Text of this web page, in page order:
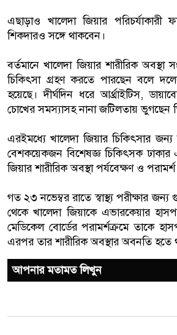
এছাড়াও খালেদা জিয়ার
শিকদারও সঙ্গে থাকবেন।
বর্তমানে খালেদা জিয়ার শারীরিক
চিকিৎসা গ্রহণ করতে পারছেন বলে
হয়েছে। দীর্ঘদিন ধরে আর্থ্রাইটিস,
চোখের সমস্যাসহ নানা জটিলতায় ভুগছেন
এরইমধ্যে খালেদা জিয়ার চিকিৎসার
বেশকয়েকজন বিশেষজ্ঞ চিকিৎসক ঢাকার
জিয়ার শারীরিক অবস্থা পর্যবেক্ষণ ও
গত ২৩ নভেম্বর রাতে স্বাস্থ্য পরীক্ষার
থেকে খালেদা জিয়াকে এভারকেয়ার
মেডিকেল বোর্ডের পরামর্শক্রমে তাকে
এরপর তার শারীরিক অবস্থার অবনতি হতে
আপনার মতামত লিখুন